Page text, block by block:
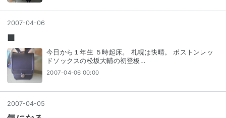
2007-04-06
■
今日から１年生 ５時起床。 札幌は快晴。 ボストンレッ
ドソックスの松坂大輔の初登板…
2007-04-06 00:00
2007-04-05